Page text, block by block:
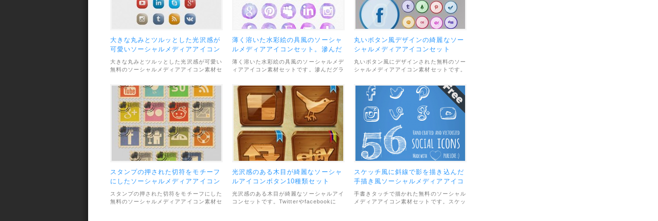
大きな丸みとツルッとした光沢感が
可愛いソーシャルメディアアイコン
セット
大きな丸みとツルッとした光沢感が可愛い
無料のソーシャルメディアアイコン素材セ
囲気。素材のファイル形式はPSDで、利用
範囲については、個人・商用利用問わず
OKとなっています。
薄く溶いた水彩絵の具風のソーシャ
ルメディアアイコンセット。滲んだ
グラデーションが綺麗。
薄く溶いた水彩絵の具風のソーシャルメデ
ィアアイコン素材セットです。滲んだグラ
イコンと6種類のカラーバリエーション
で、合計90個のアイコンが収録されてい
ます。素材のファイル形式は透過PNG
で、画像サイズは100×100pxです。利用
範囲については、個人・商用利用問わず
OKとなっています。
丸いボタン風デザインの綺麗なソー
シャルメディアアイコンセット
丸いボタン風にデザインされた無料のソー
シャルメディアアイコン素材セットです。
塗り分けだけで立体感を表現しているのが
クールで綺麗な雰囲気。Twitterや
Facebookなど、合計32種類のアイコンが
収録されています。素材のファイル形式は
PSDとPNGで、利用範囲については、個
人・商用利用問わずOKとなっています。
スタンプの押された切符をモチーフ
にしたソーシャルメディアアイコン
セット
スタンプの押された切符をモチーフにした
無料のソーシャルメディアアイコン素材セ
光沢感のある木目が綺麗なソーシャ
ルアイコンボタン10種類セット
光沢感のある木目が綺麗なソーシャルアイ
コンセットです。Twitterやfacebookに
スケッチ風に斜線で影を描き込んだ
手描き風ソーシャルメディアアイコ
ンセット
手書きタッチで描かれた無料のソーシャル
メディアアイコン素材セットです。スケッ